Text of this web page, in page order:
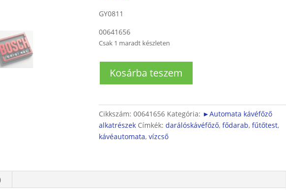
GY0811
00641656
Csak 1 maradt készleten
kávéfőző
Kosárba teszem
Cikkszám:00641656 Kategória: ►Automata kávéfőző
alkatrészek Címkék:darálóskávéfőző,fődarab,fűtőtest,
kávéautomata,vízcső